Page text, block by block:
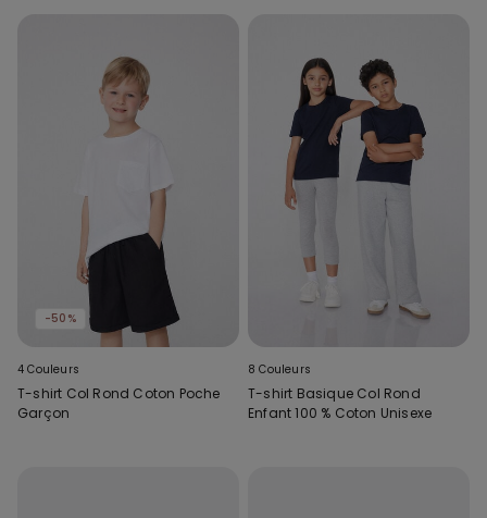
-50%
4 Couleurs
T-shirt Col Rond Coton Poche
Garçon
8 Couleurs
T-shirt Basique Col Rond
Enfant 100 % Coton Unisexe